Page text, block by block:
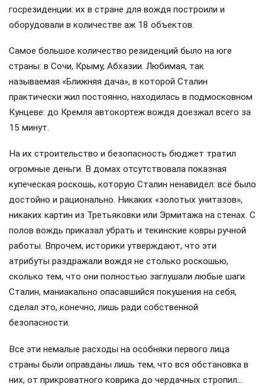
госрезиденции: их в стране для вождя построили и
оборудовали в количестве аж 18 объектов.
Самое большое количество резиденций было на юге
страны: в Сочи, Крыму, Абхазии. Любимая, так
называемая «Ближняя дача», в которой Сталин
практически жил постоянно, находилась в подмосковном
Кунцеве: до Кремля автокортеж вождя доезжал всего за
15 минут.
На их строительство и безопасность бюджет тратил
огромные деньги. В домах отсутствовала показная
купеческая роскошь, которую Сталин ненавидел: всё было
достойно и рационально. Никаких «золотых унитазов»,
никаких картин из Третьяковки или Эрмитажа на стенах. С
полов вождь приказал убрать и текинские ковры ручной
работы. Впрочем, историки утверждают, что эти
атрибуты раздражали вождя не столько роскошью,
сколько тем, что они полностью заглушали любые шаги.
Сталин, маниакально опасавшийся покушения на себя,
сделал это, конечно, лишь ради собственной
безопасности.
Все эти немалые расходы на особняки первого лица
страны были оправданы лишь тем, что вся обстановка в
них, от прикроватного коврика до чердачных стропил…